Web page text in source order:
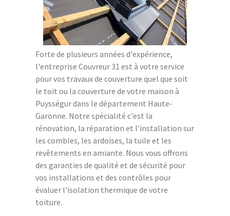
Forte de plusieurs années d'expérience,
l'entreprise Couvreur 31 est à votre service
pour vos travaux de couverture quel que soit
le toit ou la couverture de votre maison à
Puysségur dans le département Haute-
Garonne. Notre spécialité c'est la
rénovation, la réparation et l'installation sur
les combles, les ardoises, la tuile et les
revêtements en amiante. Nous vous offrons
des garanties de qualité et de sécurité pour
vos installations et des contrôles pour
évaluer l'isolation thermique de votre
toiture.